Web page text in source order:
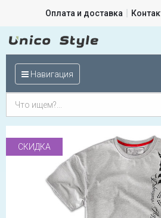
Оплата и доставка
Навигация
СКИДКА